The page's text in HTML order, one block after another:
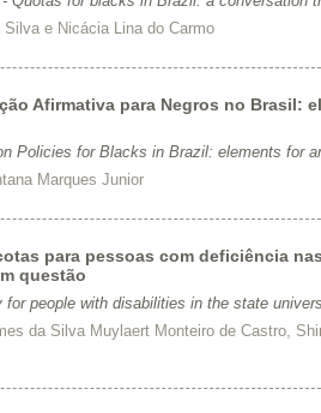
e Nicácia Lina do Carmo
Afirmativa para Negros no Brasil:
Policies for Blacks in Brazil: elements for
Marques Junior
para pessoas com deficiência
questão
for people with disabilities in the state
da Silva Muylaert Monteiro de Castro,